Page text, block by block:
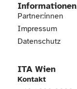
Informationen
Partner:innen
Impressum
Datenschutz
ITA Wien
Kontakt